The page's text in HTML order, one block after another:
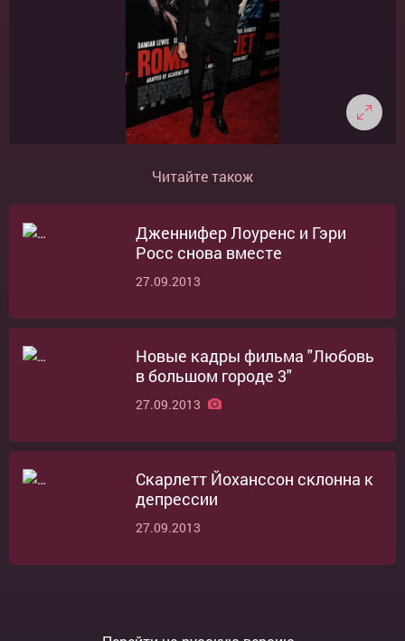
Читайте також
Дженнифер Лоуренс и Гэри
Росс снова вместе
27.09.2013
Новые кадры фильма "Любовь
в большом городе 3"
27.09.2013
Скарлетт Йоханссон склонна к
депрессии
27.09.2013